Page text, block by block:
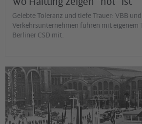
Gelebte Toleranz und tiefe Trauer: VBB und
Verkehrsunternehmen fuhren mit eigenem
Berliner CSD mit.
©
H
is
t
o
r
is
c
h
e
S
a
m
m
lu
n
g
d
e
r
D
e
u
t
s
c
h
e
B
a
h
n
A
G